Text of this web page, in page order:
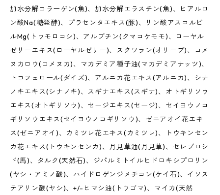
加水分解コラーゲン(魚)、加水分解エラスチン(魚)、ヒアルロ
ン酸Na(糖発酵)、プラセンタエキス(豚)、リン酸アスコルビ
ルMg(トウモロコシ)、アルブチン(クマコケモモ)、ローヤル
ゼリーエキス(ローヤルゼリー)、スクワラン(オリーブ)、コメ
ヌカロウ(コメヌカ)、マカデミア種子油(マカデミアナッツ)、
トコフェロール(ダイズ)、アルニカ花エキス(アルニカ)、シナ
ノキエキス(シナノキ)、スギナエキス(スギナ)、オトギリソウ
エキス(オトギリソウ)、セージエキス(セージ)、セイヨウノコ
ギリソウエキス(セイヨウノコギリソウ)、ゼニアオイ花エキ
ス(ゼニアオイ)、カミツレ花エキス(カミツレ)、トウキンセン
カ花エキス(トウキンセンカ)、月見草油(月見草)、セレブロシ
ド(馬)、タルク(天然石)、ジパルミトイルヒドロキシプロリン
(ヤシ・アミノ酸)、ハイドロゲンジメチコン(ケイ石)、イソス
テアリン酸(ヤシ)、+/-ヒマシ油(トウゴマ)、マイカ(天然